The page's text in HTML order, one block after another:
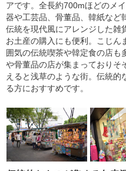
アです。全長約700mほどのメ
器や工芸品、骨董品、韓紙など
伝統を現代風にアレンジした雑
お土産の購入にも便利。こじん
囲気の伝統喫茶や韓定食の店も
や骨董品の店が集まっておりそ
えると浅草のような街。伝統的
る方におすすめです。